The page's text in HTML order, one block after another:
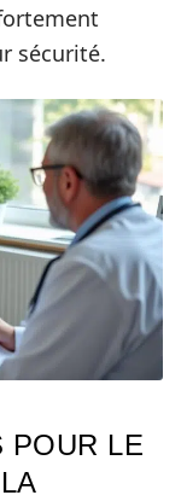
sécurité.
POUR LE